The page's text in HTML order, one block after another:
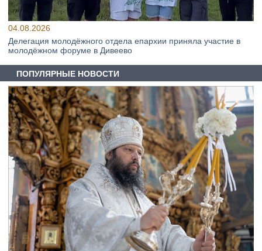
04.08.2026
Делегация молодёжного отдела епархии приняла участие в
молодёжном форуме в Дивеево
ПОПУЛЯРНЫЕ НОВОСТИ